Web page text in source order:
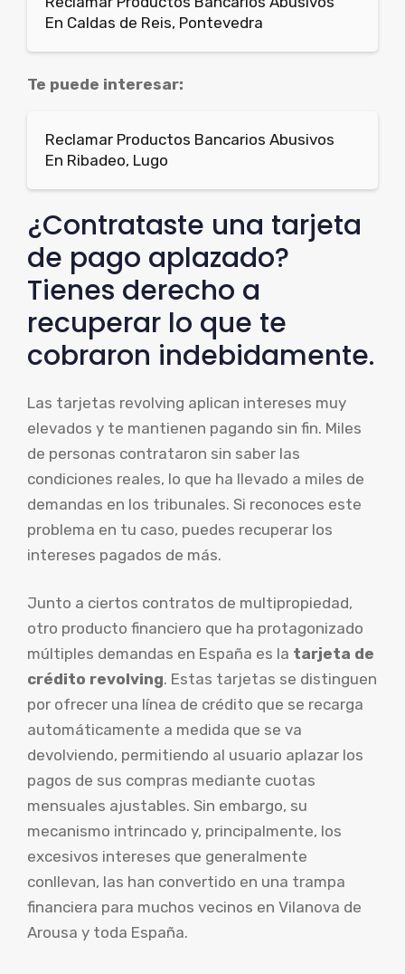
En Caldas de Reis, Pontevedra
Te puede interesar:
Reclamar Productos Bancarios Abusivos
En Ribadeo, Lugo
¿Contrataste una tarjeta
de pago aplazado?
Tienes derecho a
recuperar lo que te
cobraron indebidamente.
Las tarjetas revolving aplican intereses muy
elevados y te mantienen pagando sin fin. Miles
de personas contrataron sin saber las
condiciones reales, lo que ha llevado a miles de
demandas en los tribunales. Si reconoces este
problema en tu caso, puedes recuperar los
intereses pagados de más.
Junto a ciertos contratos de multipropiedad,
otro producto financiero que ha protagonizado
múltiples demandas en España es la tarjeta de
crédito revolving. Estas tarjetas se distinguen
por ofrecer una línea de crédito que se recarga
automáticamente a medida que se va
devolviendo, permitiendo al usuario aplazar los
pagos de sus compras mediante cuotas
mensuales ajustables. Sin embargo, su
mecanismo intrincado y, principalmente, los
excesivos intereses que generalmente
conllevan, las han convertido en una trampa
financiera para muchos vecinos en Vilanova de
Arousa y toda España.